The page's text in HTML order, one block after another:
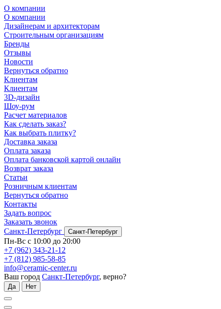
О компании
О компании
Дизайнерам и архитекторам
Строительным организациям
Бренды
Отзывы
Новости
Вернуться обратно
Клиентам
Клиентам
3D-дизайн
Шоу-рум
Расчет материалов
Как сделать заказ?
Как выбрать плитку?
Доставка заказа
Оплата заказа
Оплата банковской картой онлайн
Возврат заказа
Статьи
Розничным клиентам
Вернуться обратно
Контакты
Задать вопрос
Заказать звонок
Санкт-Петербург
Санкт-Петербург
Пн-Вс с 10:00 до 20:00
+7 (962) 343-21-12
+7 (812) 985-58-85
info@ceramic-center.ru
Ваш город Санкт-Петербург, верно?
Да Нет